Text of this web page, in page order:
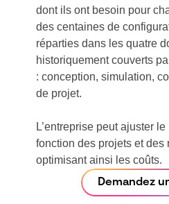
dont ils ont besoin pour
des centaines de
réparties dans les quatre
historiquement couverts
: conception, simulation,
de projet.
L’entreprise peut ajuster
fonction des projets et des
optimisant ainsi les coûts.
Demandez